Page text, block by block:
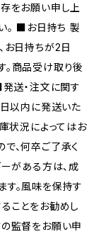
をお願い申し上
。 ■お日持ち 製
お日持ちが2日
商品受け取り後
送・注文に関す
以内に発送いた
状況によってはお
、何卒ご了承く
がある方は、成
。風味を保持す
ことをお勧めし
監督をお願い申